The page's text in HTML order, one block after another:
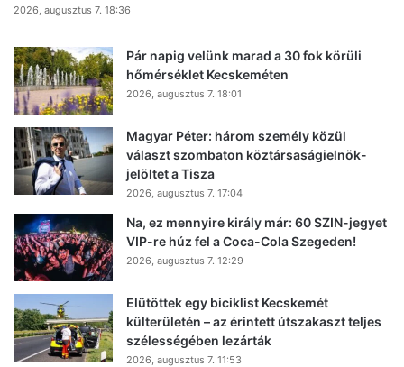
2026, augusztus 7. 18:36
Pár napig velünk marad a 30 fok körüli
hőmérséklet Kecskeméten
2026, augusztus 7. 18:01
Magyar Péter: három személy közül
választ szombaton köztársaságielnök-
jelöltet a Tisza
2026, augusztus 7. 17:04
Na, ez mennyire király már: 60 SZIN-jegyet
VIP-re húz fel a Coca-Cola Szegeden!
2026, augusztus 7. 12:29
Elütöttek egy biciklist Kecskemét
külterületén – az érintett útszakaszt teljes
szélességében lezárták
2026, augusztus 7. 11:53